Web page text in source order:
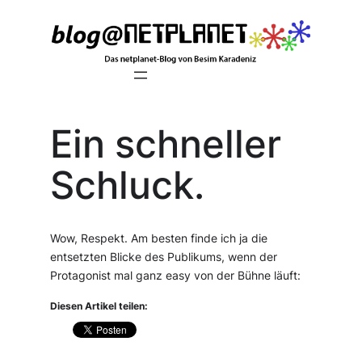
Ein schneller
Schluck.
Wow, Respekt. Am besten finde ich ja die
entsetzten Blicke des Publikums, wenn der
Protagonist mal ganz easy von der Bühne läuft:
Diesen Artikel teilen: